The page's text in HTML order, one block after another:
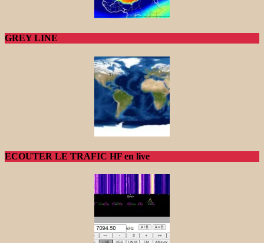
GREY LINE
ECOUTER LE TRAFIC HF en live